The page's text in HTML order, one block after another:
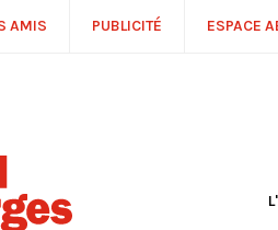
AMIS PUBLICITÉ ESPACE